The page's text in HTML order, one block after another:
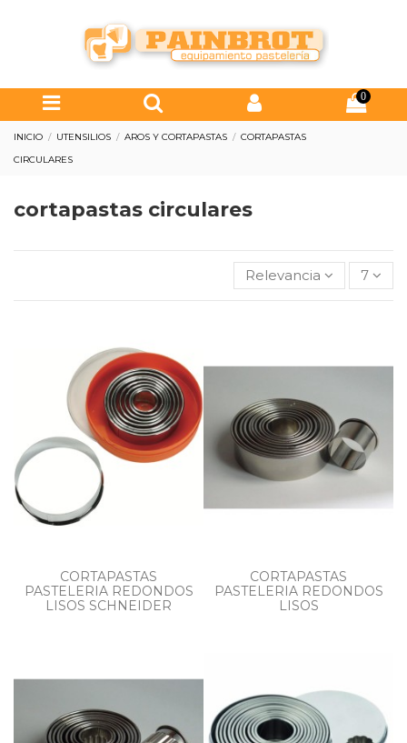
0
INICIO UTENSILIOS AROS Y CORTAPASTAS
CORTAPASTAS
CIRCULARES
cortapastas circulares
Relevancia 7
CORTAPASTAS
PASTELERIA REDONDOS
LISOS SCHNEIDER
CORTAPASTAS
PASTELERIA REDONDOS
LISOS